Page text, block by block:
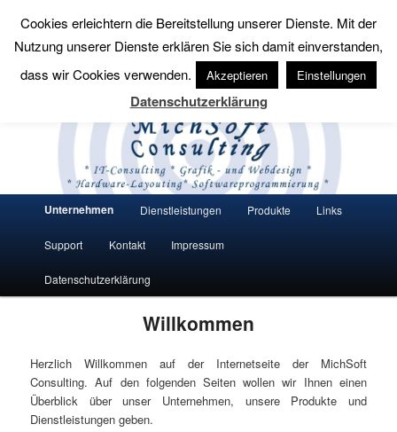
MichSoft Consulting
Wir bringen Lösungen auf den Punkt.
Suchen
Zum Inhalt wechseln
Zum sekundären Inhalt wechseln
Unternehmen Dienstleistungen Produkte Links
Support Kontakt Impressum
Datenschutzerklärung
Willkommen
Herzlich Willkommen auf der Internetseite der MichSoft
Consulting. Auf den folgenden Seiten wollen wir Ihnen einen
Überblick über unser Unternehmen, unsere Produkte und
Dienstleistungen geben.
Cookies erleichtern die Bereitstellung unserer Dienste. Mit der
Nutzung unserer Dienste erklären Sie sich damit einverstanden,
dass wir Cookies verwenden.
Akzeptieren Einstellungen
Datenschutzerklärung